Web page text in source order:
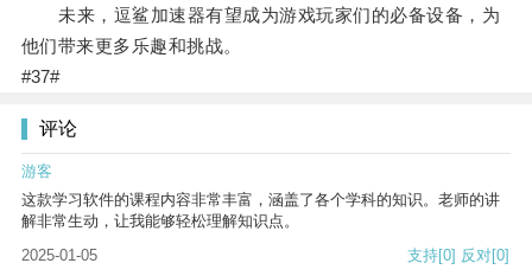
未来，逗鲨加速器有望成为游戏玩家们的必备设备，为
他们带来更多乐趣和挑战。
#37#
评论
游客
这款学习软件的课程内容非常丰富，涵盖了各个学科的知识。老师的讲
解非常生动，让我能够轻松理解知识点。
2025-01-05
支持[0] 反对[0]